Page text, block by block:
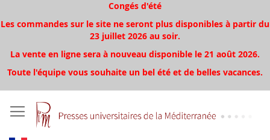
Congés d'été
Les commandes sur le site ne seront plus disponibles à partir du
23 juillet 2026 au soir.
La vente en ligne sera à nouveau disponible le 21 août 2026.
Toute l'équipe vous souhaite un bel été et de belles vacances.